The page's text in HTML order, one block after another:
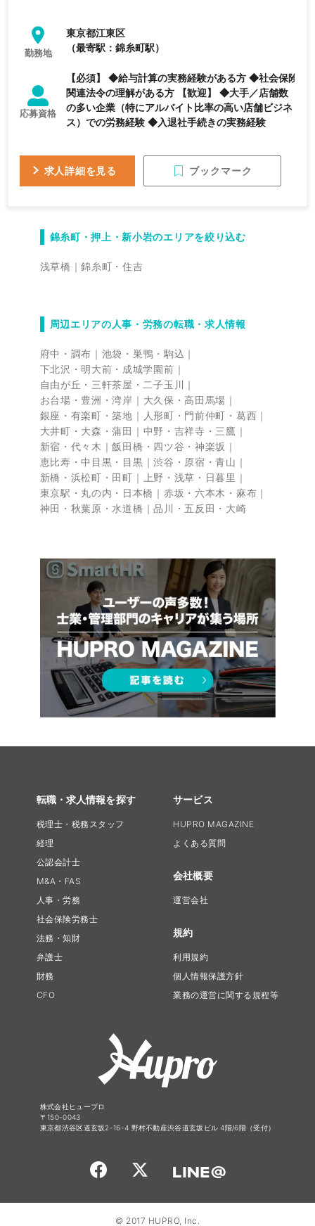
勤務地
東京都江東区
（最寄駅：錦糸町駅）
応募資格
【必須】 ◆給与計算の実務経験がある方 ◆社会保険
関連法令の理解がある方 【歓迎】 ◆大手／店舗数
の多い企業（特にアルバイト比率の高い店舗ビジネ
ス）での労務経験 ◆入退社手続きの実務経験
求人詳細を見る ブックマーク
錦糸町・押上・新小岩のエリアを絞り込む
浅草橋 錦糸町・住吉
周辺エリアの人事・労務の転職・求人情報
府中・調布
池袋・巣鴨・駒込
下北沢・明大前・成城学園前
自由が丘・三軒茶屋・二子玉川
お台場・豊洲・湾岸
大久保・高田馬場
銀座・有楽町・築地
人形町・門前仲町・葛西
大井町・大森・蒲田
中野・吉祥寺・三鷹
新宿・代々木
飯田橋・四ツ谷・神楽坂
恵比寿・中目黒・目黒
渋谷・原宿・青山
新橋・浜松町・田町
上野・浅草・日暮里
東京駅・丸の内・日本橋
赤坂・六本木・麻布
神田・秋葉原・水道橋
品川・五反田・大崎
転職・求人情報を探す
税理士・税務スタッフ
経理
公認会計士
M&A・FAS
人事・労務
社会保険労務士
法務・知財
弁護士
財務
CFO
サービス
HUPRO MAGAZINE
よくある質問
会社概要
運営会社
規約
利用規約
個人情報保護方針
業務の運営に関する規程等
株式会社ヒュープロ
〒150-0043
東京都渋谷区道玄坂2-16-4 野村不動産渋谷道玄坂ビル 4階/6階（受付）
© 2017 HUPRO, Inc.